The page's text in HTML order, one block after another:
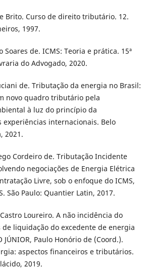
Brito. Curso de direito tributário. 12.
1997.
Soares de. ICMS: Teoria e prática. 15ª
do Advogado, 2020.
de. Tributação da energia no Brasil:
novo quadro tributário pela
à luz do princípio da
experiências internacionais. Belo
2021.
Cordeiro de. Tributação Incidente
negociações de Energia Elétrica
Livre, sob o enfoque do ICMS,
São Paulo: Quantier Latin, 2017.
Loureiro. A não incidência do
de liquidação do excedente de energia
JÚNIOR, Paulo Honório de (Coord.).
aspectos financeiros e tributários.
2019.